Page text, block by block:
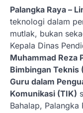
Palangka Raya –
teknologi dalam
mutlak, bukan
Kepala Dinas
Muhammad Reza
Bimbingan Teknis
Guru dalam
Komunikasi (TIK)
Bahalap,